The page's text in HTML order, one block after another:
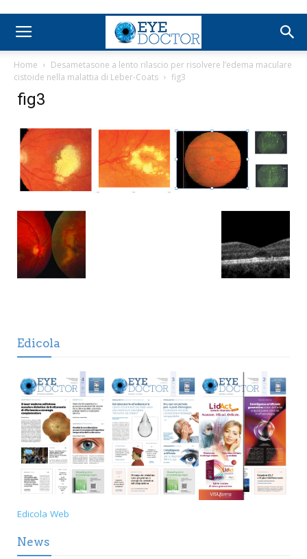
Home
Desametasone a lento rilascio per risolvere l’edema maculare
cistoide nella malattia di Leber-Coats
fig3
fig3
Edicola
Edicola Web
News